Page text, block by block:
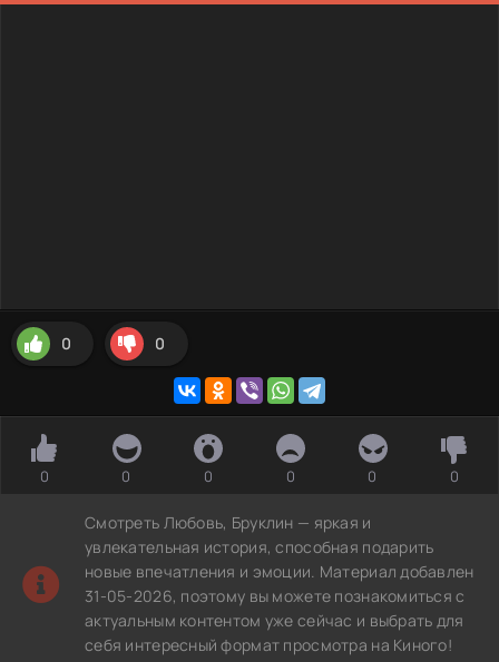
0 0
0 0 0 0 0 0
Смотреть Любовь, Бруклин — яркая и
увлекательная история, способная подарить
новые впечатления и эмоции. Материал добавлен
31-05-2026, поэтому вы можете познакомиться с
актуальным контентом уже сейчас и выбрать для
себя интересный формат просмотра на Киного!